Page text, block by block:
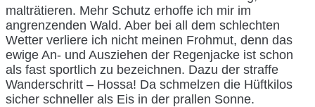
malträtieren. Mehr Schutz erhoffe ich mir im
angrenzenden Wald. Aber bei all dem schlechten
Wetter verliere ich nicht meinen Frohmut, denn das
ewige An- und Ausziehen der Regenjacke ist schon
als fast sportlich zu bezeichnen. Dazu der straffe
Wanderschritt – Hossa! Da schmelzen die Hüftkilos
sicher schneller als Eis in der prallen Sonne.